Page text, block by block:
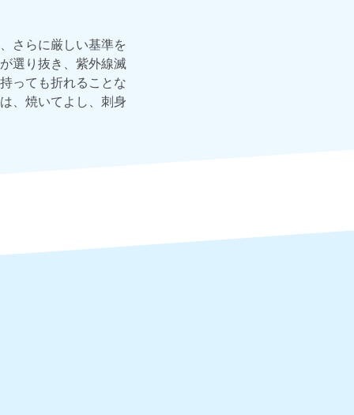
さらに厳しい基準を
選り抜き、紫外線滅
っても折れることな
、焼いてよし、刺身